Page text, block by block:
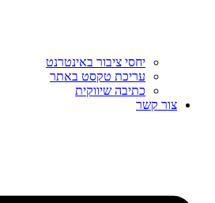
יחסי ציבור באינטרנט
עריכת טקסט באתר
כתיבה שיווקית
צור קשר